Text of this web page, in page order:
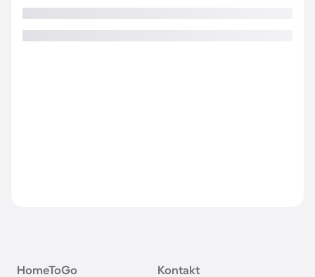
HomeToGo Kontakt